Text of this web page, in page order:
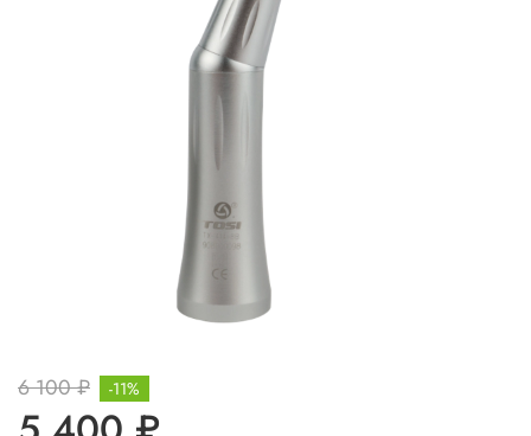
6 100 ₽ -11%